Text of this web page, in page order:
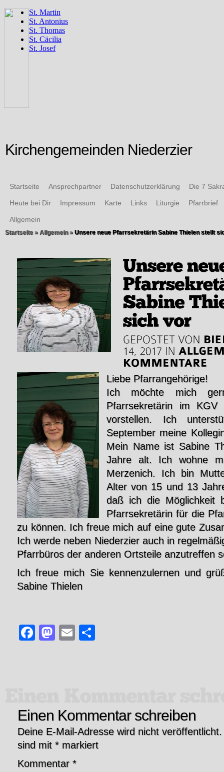
Kirchengemeinden Niederzier
Startseite Ansprechpartner Datenschutzerklärung Die 7
Heute bei Dir Impressum Karte Links Liturgie Pfarrbrief
Allgemein
Startseite » Allgemein »Unsere neue Pfarrsekretärin Sabine Thielen stellt
Liebe Pfarrangehörige!
Ich möchte mich
Pfarrsekretärin im KGV
vorstellen. Ich
September meine
Mein Name ist Sabine
Jahre alt. Ich wohne
Merzenich. Ich bin
Alter von 15 und 13
daß ich die Möglichkeit
Pfarrsekretärin für die
zu können. Ich freue mich auf eine gute
Ich werde neben Niederzier auch in
Pfarrbüros der anderen Ortsteile anzutreffen
Ich freue mich Sie kennenzulernen und
Sabine Thielen
Facebook
Mastodon
Email
Einen Kommentar schreiben
Deine E-Mail-Adresse wird nicht veröffentlicht.
sind mit * markiert
Kommentar *